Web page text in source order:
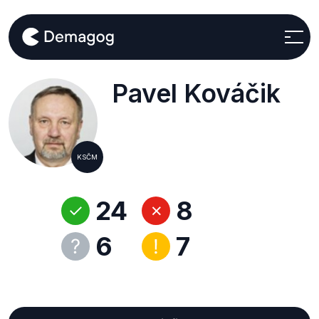
KSČM
Pavel Kováčik
24
6
8
7